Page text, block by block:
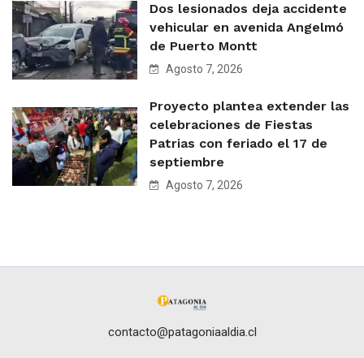
Dos lesionados deja accidente
vehicular en avenida Angelmó
de Puerto Montt
Agosto 7, 2026
Proyecto plantea extender las
celebraciones de Fiestas
Patrias con feriado el 17 de
septiembre
Agosto 7, 2026
contacto@patagoniaaldia.cl